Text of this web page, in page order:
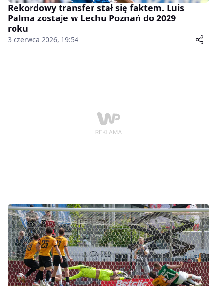
Rekordowy transfer stał się faktem. Luis
Palma zostaje w Lechu Poznań do 2029
roku
3 czerwca 2026, 19:54